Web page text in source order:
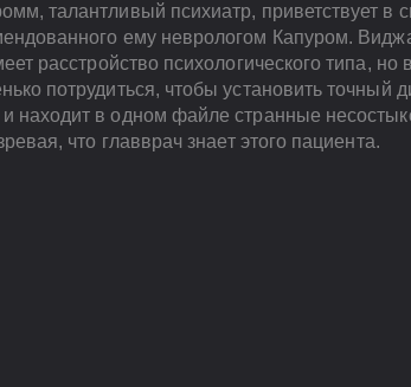
талантливый психиатр, приветствует в
ему неврологом Капуром.
расстройство психологического типа,
потрудиться, чтобы установить точный
находит в одном файле странные
что главврач знает этого пациента.